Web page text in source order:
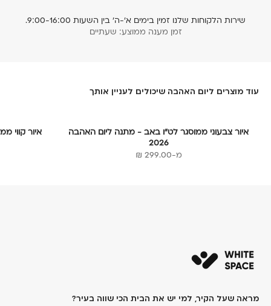
שירות הלקוחות שלנו זמין בימים א׳-ה׳ בין השעות 9:00-16:00.
זמן מענה ממוצע: שעתיים
עוד מוצרים ליום האהבה שיכולים לעניין אותך
איור צבעוני ממוסגר לט״ו באב - מתנה ליום האהבה
2026
מחיר מבצע
מ-299.00 ₪
איור קווי
מראה שעל הקיר, למי יש את הבית הכי שווה בעיר?